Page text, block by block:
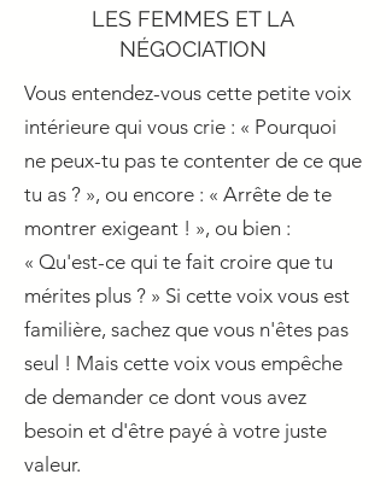
LES FEMMES ET LA
NÉGOCIATION
Vous entendez-vous cette petite voix
intérieure qui vous crie : « Pourquoi
ne peux-tu pas te contenter de ce que
tu as ? », ou encore : « Arrête de te
montrer exigeant ! », ou bien :
« Qu'est-ce qui te fait croire que tu
mérites plus ? » Si cette voix vous est
familière, sachez que vous n'êtes pas
seul ! Mais cette voix vous empêche
de demander ce dont vous avez
besoin et d'être payé à votre juste
valeur.